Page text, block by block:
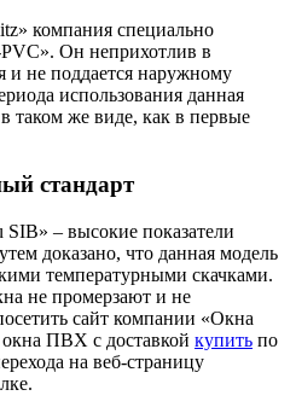
компания специально
Он неприхотлив в
и не поддается наружному
использования данная
таком же виде, как в первые
стандарт
SIB» – высокие показатели
доказано, что данная модель
температурными скачками.
не промерзают и не
сайт компании «Окна
ПВХ с доставкой купить по
на веб-страницу